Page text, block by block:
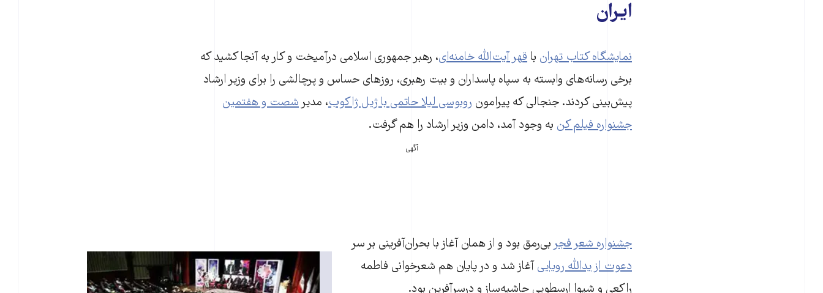
ایران
نمایشگاه کتاب تهران با قهر آیت‌الله خامنه‌ای، رهبر جمهوری اسلامی درآمیخت و کار به آنجا کشید که
برخی رسانه‌های وابسته به سپاه پاسداران و بیت رهبری، روزهای حساس و پرچالشی را برای وزیر ارشاد
پیش‌بینی کردند. جنجالی که پیرامون روبوسی لیلا حاتمی با ژیل ژاکوب، مدیرشصت و هفتمین
جشنواره فیلم کن به وجود آمد، دامن وزیر ارشاد را هم گرفت.
آگهی
جشنواره شعر فجربی‌رمق بود و از همان آغاز با بحران‌آفرینی بر سر
دعوت از یدالله رویایی آغاز شد و در پایان هم شعرخوانی فاطمه